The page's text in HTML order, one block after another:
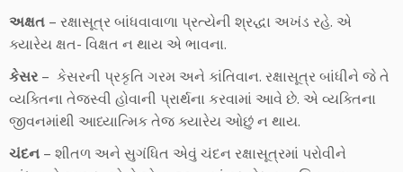
અક્ષત – રક્ષાસૂત્ર બાંધવાવાળા પ્રત્યેની શ્રદ્ધા અખંડ રહે. એ
ક્યારેય ક્ષત- વિક્ષત ન થાય એ ભાવના.
કેસર– કેસરની પ્રકૃતિ ગરમ અને કાંતિવાન. રક્ષાસૂત્ર બાંધીને જે તે
વ્યક્તિના તેજસ્વી હોવાની પ્રાર્થના કરવામાં આવે છે. એ વ્યક્તિના
જીવનમાંથી આધ્યાત્મિક તેજ ક્યારેય ઓછું ન થાય.
ચંદન – શીતળ અને સુગંધિત એવું ચંદન રક્ષાસૂત્રમાં પરોવીને